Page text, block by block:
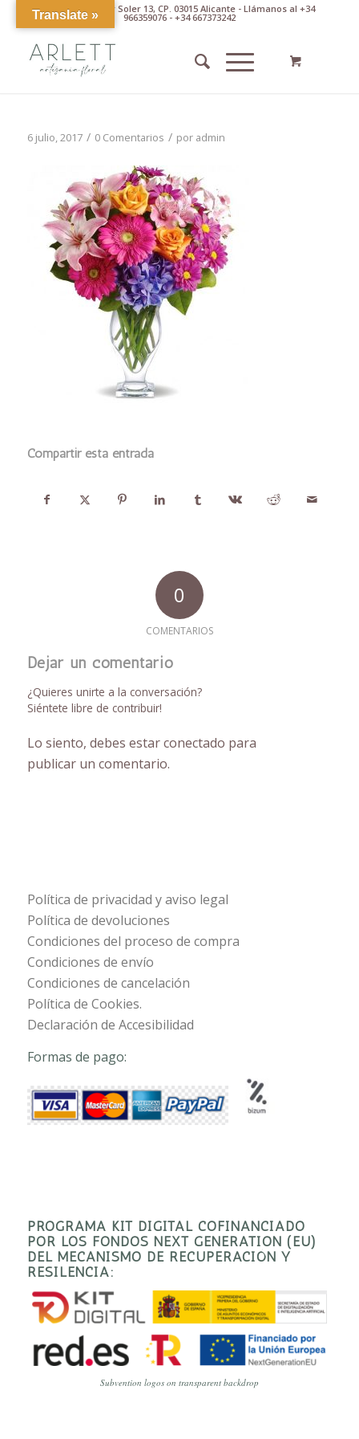
Av. Pintor Xavier Soler 13, CP. 03015 Alicante - Llámanos al +34
966359076 - +34 667373242
6 julio, 2017 / 0 Comentarios / por admin
Compartir esta entrada
0
COMENTARIOS
Dejar un comentario
¿Quieres unirte a la conversación?
Siéntete libre de contribuir!
Lo siento, debes estarconectado para
publicar un comentario.
Política de privacidad y aviso legal
Política de devoluciones
Condiciones del proceso de compra
Condiciones de envío
Condiciones de cancelación
Política de Cookies.
Declaración de Accesibilidad
Formas de pago:
PROGRAMA KIT DIGITAL COFINANCIADO
POR LOS FONDOS NEXT GENERATION (EU)
DEL MECANISMO DE RECUPERACIÓN Y
RESILENCIA:
Subvention logos on transparent backdrop
Translate »